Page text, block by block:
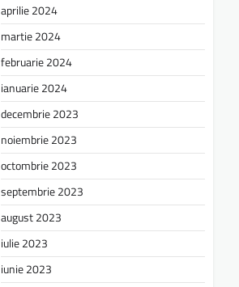
aprilie 2024
martie 2024
februarie 2024
ianuarie 2024
decembrie 2023
noiembrie 2023
octombrie 2023
septembrie 2023
august 2023
iulie 2023
iunie 2023